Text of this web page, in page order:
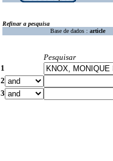
Refinar a pesquisa
Base de dados : article
Pesquisar
1
2
3